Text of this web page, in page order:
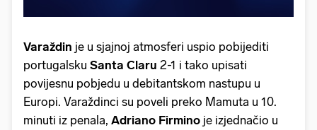
Varaždin je u sjajnoj atmosferi uspio pobijediti
portugalsku Santa Claru 2-1 i tako upisati
povijesnu pobjedu u debitantskom nastupu u
Europi. Varaždinci su poveli preko Mamuta u 10.
minuti iz penala, Adriano Firmino je izjednačio u